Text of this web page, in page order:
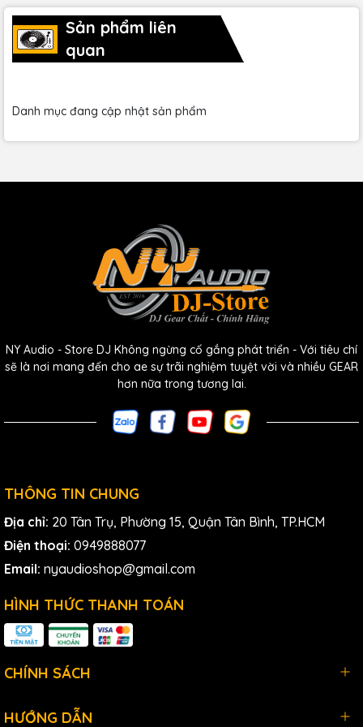
thể thiếu trong bất kỳ hệ thống âm thanh chuyên nghiệp
mọi ứng dụng từ phòng thu đến sân khấu biểu diễn. Với sự
Tính năng của Yamaha TF3 24-channel Digital
Mixer:
- TouchFlow Operation tối đa hóa hiệu suất làm việc
- Compressor và EQ chỉ cần một nút giúp ae điều chỉnh âm
thanh lý tưởng
- GainFinder hỗ trợ cài đặt gain chính xác
- Các cài đặt nhanh chóng QuickPro cung cấp truy cập
- 2 scene memory banks khung cho phép ae thiết lập và
- Ứng dụng iPad TF StageMix cung cấp điều khiển không
Sản phẩm liên
quan
Danh mục đang cập nhật sản phẩm
NY Audio - Store DJ Không ngừng cố gắng phát triển - Với tiêu chí
sẽ là nơi mang đến cho ae sự trãi nghiệm tuyệt vời và nhiều GEAR
hơn nữa trong tương lai.
THÔNG TIN CHUNG
Địa chỉ: 20 Tân Trụ, Phường 15, Quận Tân Bình, TP.HCM
Điện thoại: 0949888077
Email: nyaudioshop@gmail.com
HÌNH THỨC THANH TOÁN
CHÍNH SÁCH
HƯỚNG DẪN